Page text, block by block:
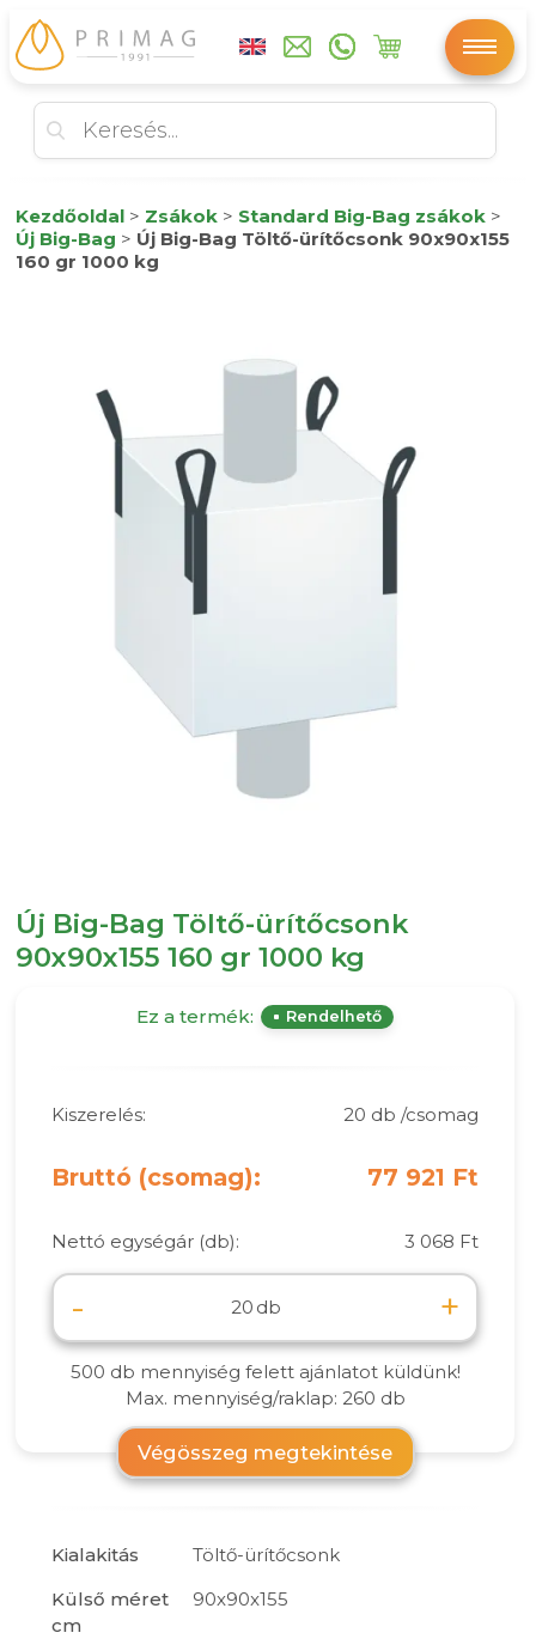
Kezdőoldal > Zsákok > Standard Big-Bag zsákok >
Új Big-Bag > Új Big-Bag Töltő-ürítőcsonk 90x90x155
160 gr 1000 kg
Új Big-Bag Töltő-ürítőcsonk
90x90x155 160 gr 1000 kg
Ez a termék: Rendelhető
Kiszerelés: 20 db /csomag
Bruttó (csomag): 77 921 Ft
Nettó egységár (db): 3 068 Ft
- db +
500 db mennyiség felett ajánlatot küldünk!
Max. mennyiség/raklap: 260 db
Végösszeg megtekintése
Kialakitás
Töltő-ürítőcsonk
Külső méret
cm
90x90x155